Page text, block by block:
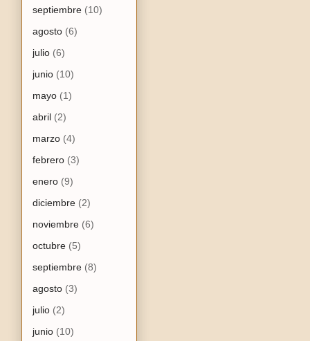
septiembre (10)
agosto (6)
julio (6)
junio (10)
mayo (1)
abril (2)
marzo (4)
febrero (3)
enero (9)
diciembre (2)
noviembre (6)
octubre (5)
septiembre (8)
agosto (3)
julio (2)
junio (10)